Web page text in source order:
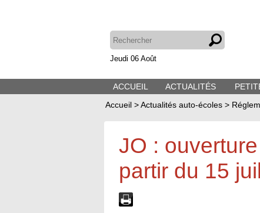
Jeudi 06 Août
ACCUEIL ACTUALITÉS
Accueil >Actualités auto-écoles >
JO :
partir du 15